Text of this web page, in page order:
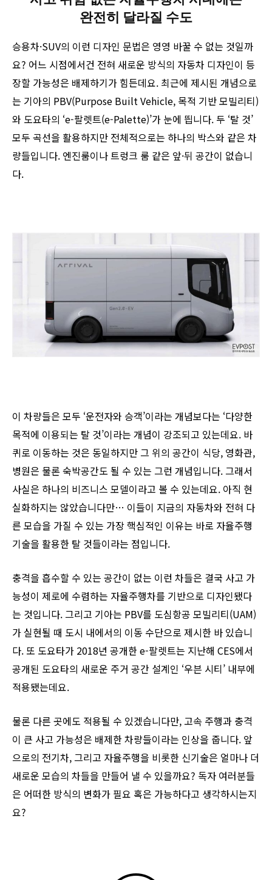
완전히 달라질 수도
승용차·SUV의 이런 디자인 문법은 영영 바꿀 수 없는 것일까
요? 어느 시점에서건 전혀 새로운 방식의 자동차 디자인이 등
장할 가능성은 배제하기가 힘든데요. 최근에 제시된 개념으로
는 기아의 PBV(Purpose Built Vehicle, 목적 기반 모빌리티)
와 도요타의 ‘e-팔렛트(e-Palette)’가 눈에 띕니다. 두 ‘탈 것’
모두 곡선을 활용하지만 전체적으로는 하나의 박스와 같은 차
량들입니다. 엔진룸이나 트렁크 룸 같은 앞·뒤 공간이 없습니
다.
이 차량들은 모두 ‘운전자와 승객’이라는 개념보다는 ‘다양한
목적에 이용되는 탈 것’이라는 개념이 강조되고 있는데요. 바
퀴로 이동하는 것은 동일하지만 그 위의 공간이 식당, 영화관,
병원은 물론 숙박공간도 될 수 있는 그런 개념입니다. 그래서
사실은 하나의 비즈니스 모델이라고 볼 수 있는데요. 아직 현
실화하지는 않았습니다만… 이들이 지금의 자동차와 전혀 다
른 모습을 가질 수 있는 가장 핵심적인 이유는 바로 자율주행
기술을 활용한 탈 것들이라는 점입니다.
충격을 흡수할 수 있는 공간이 없는 이런 차들은 결국 사고 가
능성이 제로에 수렴하는 자율주행차를 기반으로 디자인됐다
는 것입니다. 그리고 기아는 PBV를 도심항공 모빌리티(UAM)
가 실현될 때 도시 내에서의 이동 수단으로 제시한 바 있습니
다. 또 도요타가 2018년 공개한 e-팔렛트는 지난해 CES에서
공개된 도요타의 새로운 주거 공간 설계인 ‘우븐 시티’ 내부에
적용됐는데요.
물론 다른 곳에도 적용될 수 있겠습니다만, 고속 주행과 충격
이 큰 사고 가능성은 배제한 차량들이라는 인상을 줍니다. 앞
으로의 전기차, 그리고 자율주행을 비롯한 신기술은 얼마나 더
새로운 모습의 차들을 만들어 낼 수 있을까요? 독자 여러분들
은 어떠한 방식의 변화가 필요 혹은 가능하다고 생각하시는지
요?